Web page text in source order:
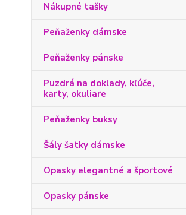
Nákupné tašky
Peňaženky dámske
Peňaženky pánske
Puzdrá na doklady, kľúče,
karty, okuliare
Peňaženky buksy
Šály šatky dámske
Opasky elegantné a športové
Opasky pánske